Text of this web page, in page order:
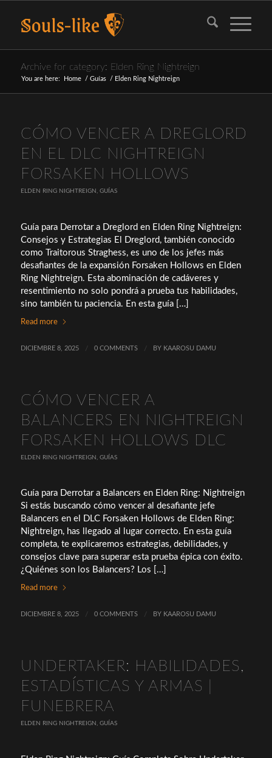
Archive for category: Elden Ring Nightreign
You are here: Home / Guías / Elden Ring Nightreign
CÓMO VENCER A DREGLORD
EN EL DLC NIGHTREIGN
FORSAKEN HOLLOWS
ELDEN RING NIGHTREIGN , GUÍAS
Guía para Derrotar a Dreglord en Elden Ring Nightreign:
Consejos y Estrategias El Dreglord, también conocido
como Traitorous Straghess, es uno de los jefes más
desafiantes de la expansión Forsaken Hollows en Elden
Ring Nightreign. Esta abominación de cadáveres y
resentimiento no solo pondrá a prueba tus habilidades,
sino también tu paciencia. En esta guía […]
Read more
DICIEMBRE 8, 2025 / 0 COMMENTS / BY KAAROSU DAMU
CÓMO VENCER A
BALANCERS EN NIGHTREIGN
FORSAKEN HOLLOWS DLC
ELDEN RING NIGHTREIGN GUÍAS
Guía para Derrotar a Balancers en Elden Ring: Nightreign
Si estás buscando cómo vencer al desafiante jefe
Balancers en el DLC Forsaken Hollows de Elden Ring:
Nightreign, has llegado al lugar correcto. En esta guía
completa, te explicaremos estrategias, debilidades, y
consejos clave para superar esta prueba épica con éxito.
¿Quiénes son los Balancers? Los […]
Read more
DICIEMBRE 8, 2025 / 0 COMMENTS / BY KAAROSU DAMU
UNDERTAKER: HABILIDADES,
ESTADÍSTICAS Y ARMAS |
FUNEBRERA
ELDEN RING NIGHTREIGN , GUÍAS